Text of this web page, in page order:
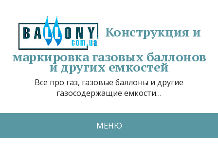
Конструкция и
маркировка газовых баллонов
и других емкостей
Все про газ, газовые баллоны и другие
газосодержащие емкости…
МЕНЮ